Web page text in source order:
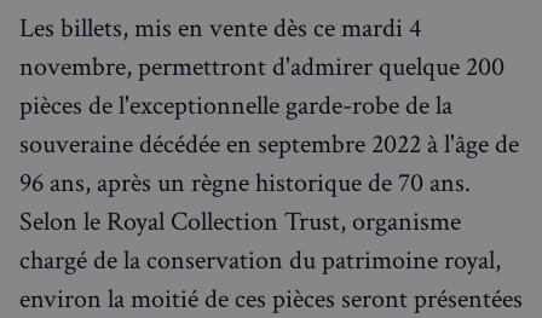
Les billets, mis en vente dès ce mardi 4
novembre, permettront d'admirer quelque 200
pièces de l'exceptionnelle garde-robe de la
souveraine décédée en septembre 2022 à l'âge de
96 ans, après un règne historique de 70 ans.
Selon le Royal Collection Trust, organisme
chargé de la conservation du patrimoine royal,
environ la moitié de ces pièces seront présentées